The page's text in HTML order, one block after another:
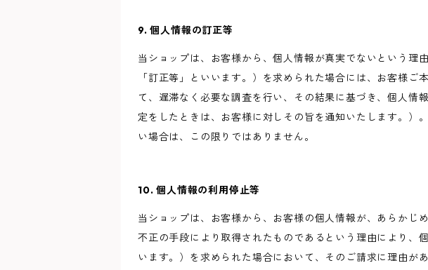
9. 個人情報の訂正等
当ショップは、お客様から、個人情報が真実でないという理
「訂正等」といいます。）を求められた場合には、お客様
て、遅滞なく必要な調査を行い、その結果に基づき、個人情
定をしたときは、お客様に対しその旨を通知いたします。）
い場合は、この限りではありません。
10. 個人情報の利用停止等
当ショップは、お客様から、お客様の個人情報が、あらかじ
不正の手段により取得されたものであるという理由により、
います。）を求められた場合において、そのご請求に理由が